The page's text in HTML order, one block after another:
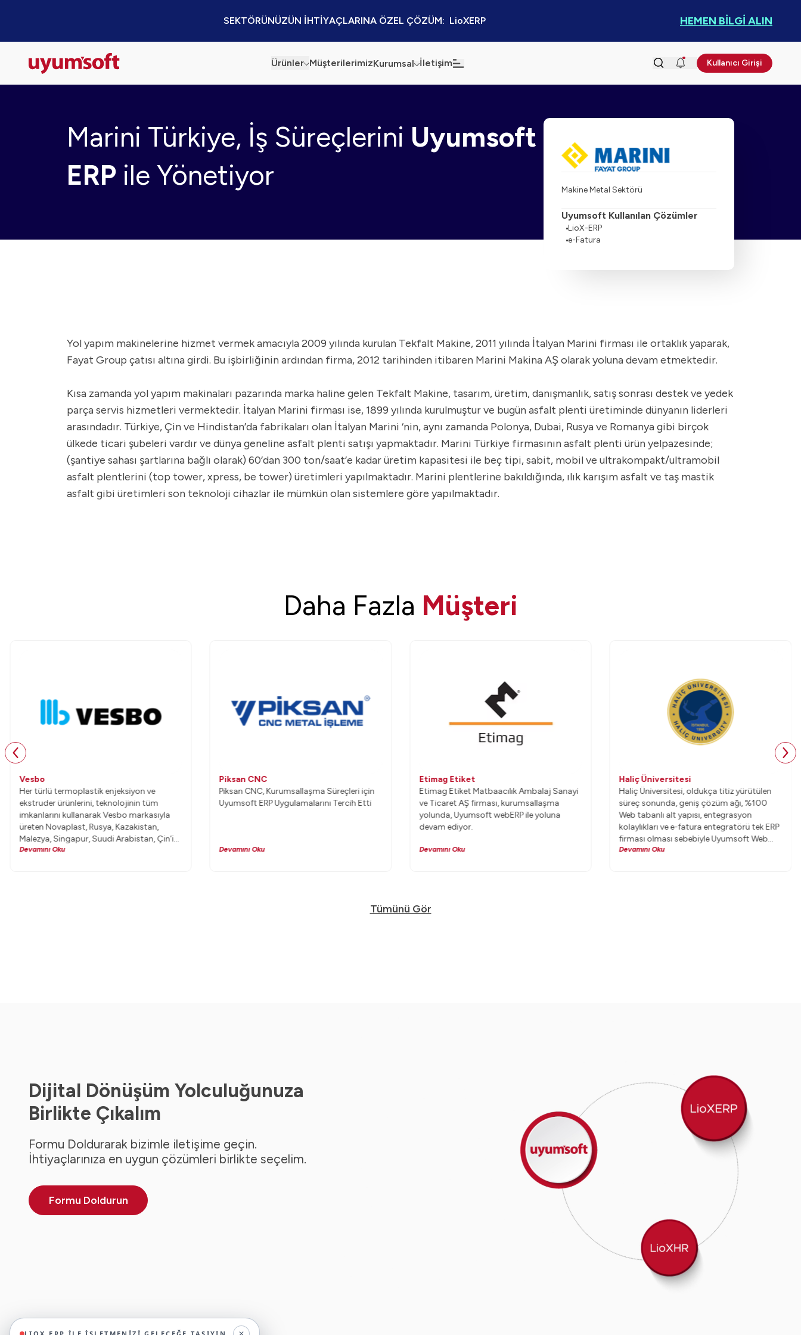
SEKTÖRÜNÜZÜN İHTİYAÇLARINA ÖZEL ÇÖZÜM:  LioXERP HEMEN BİLGİ ALIN
Ürünler MüşterilerimizKurumsal
Sürdürülebilirlik
Kalite Politikamız
İletişim
Kaynaklar
Kullanıcı Girişi
Marini Türkiye, İş Süreçlerini Uyumsoft
ERP ile Yönetiyor Makine Metal Sektörü
Uyumsoft Kullanılan Çözümler
LioX-ERP
e-Fatura
Yol yapım makinelerine hizmet vermek amacıyla 2009 yılında kurulan Tekfalt Makine, 2011 yılında İtalyan Marini firması ile ortaklık yaparak,
Fayat Group çatısı altına girdi. Bu işbirliğinin ardından firma, 2012 tarihinden itibaren Marini Makina AŞ olarak yoluna devam etmektedir.
Kısa zamanda yol yapım makinaları pazarında marka haline gelen Tekfalt Makine, tasarım, üretim, danışmanlık, satış sonrası destek ve yedek
parça servis hizmetleri vermektedir. İtalyan Marini firması ise, 1899 yılında kurulmuştur ve bugün asfalt plenti üretiminde dünyanın liderleri
arasındadır. Türkiye, Çin ve Hindistan’da fabrikaları olan İtalyan Marini ‘nin, aynı zamanda Polonya, Dubai, Rusya ve Romanya gibi birçok
ülkede ticari şubeleri vardır ve dünya geneline asfalt plenti satışı yapmaktadır. Marini Türkiye firmasının asfalt plenti ürün yelpazesinde;
(şantiye sahası şartlarına bağlı olarak) 60’dan 300 ton/saat’e kadar üretim kapasitesi ile beç tipi, sabit, mobil ve ultrakompakt/ultramobil
asfalt plentlerini (top tower, xpress, be tower) üretimleri yapılmaktadır. Marini plentlerine bakıldığında, ılık karışım asfalt ve taş mastik
asfalt gibi üretimleri son teknoloji cihazlar ile mümkün olan sistemlere göre yapılmaktadır.
Daha Fazla Müşteri
Vesbo
Her türlü termoplastik enjeksiyon ve
ekstruder ürünlerini, teknolojinin tüm
imkanlarını kullanarak Vesbo markasıyla
üreten Novaplast, Rusya, Kazakistan,
Malezya, Singapur, Suudi Arabistan, Çin’in
de aralarında bulunduğu 70’den fazla
Devamını Oku
Piksan CNC
Piksan CNC, Kurumsallaşma Süreçleri için
Uyumsoft ERP Uygulamalarını Tercih Etti
Devamını Oku
Etimag Etiket
Etimag Etiket Matbaacılık Ambalaj Sanayi
ve Ticaret AŞ firması, kurumsallaşma
yolunda, Uyumsoft webERP ile yoluna
devam ediyor.
Devamını Oku
Haliç Üniversitesi
Haliç Üniversitesi, oldukça titiz yürütülen
süreç sonunda, geniş çözüm ağı, %100
Web tabanlı alt yapısı, entegrasyon
kolaylıkları ve e-fatura entegratörü tek ERP
firması olması sebebiyle Uyumsoft Web
ERP’ye karar verdi.
Devamını Oku
Tümünü Gör
Dijital Dönüşüm Yolculuğunuza
Birlikte Çıkalım
Formu Doldurarak bizimle iletişime geçin.
İhtiyaçlarınıza en uygun çözümleri birlikte seçelim.
Formu Doldurun